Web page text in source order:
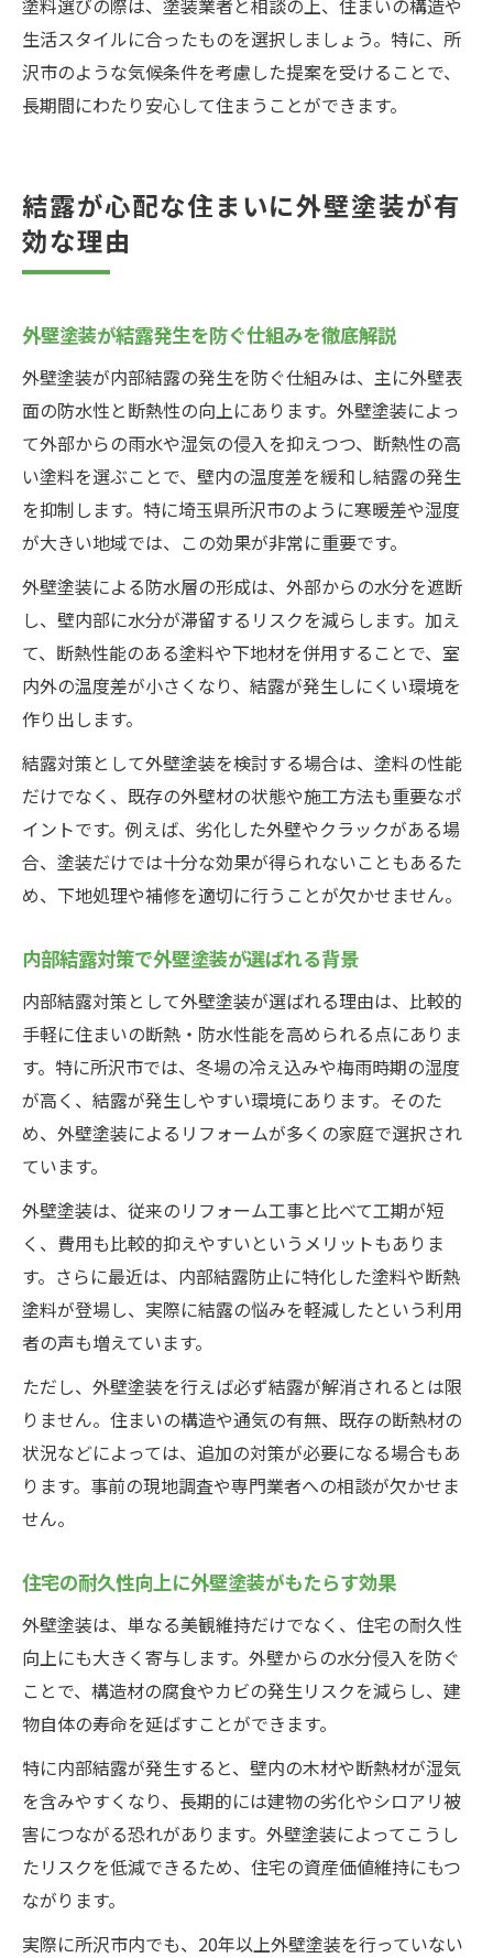
生活スタイルに合ったものを選択しましょう。特に、所
沢市のような気候条件を考慮した提案を受けることで、
長期間にわたり安心して住まうことができます。
結露が心配な住まいに外壁塗装が有
効な理由
外壁塗装が結露発生を防ぐ仕組みを徹底解説
外壁塗装が内部結露の発生を防ぐ仕組みは、主に外壁表
面の防水性と断熱性の向上にあります。外壁塗装によっ
て外部からの雨水や湿気の侵入を抑えつつ、断熱性の高
い塗料を選ぶことで、壁内の温度差を緩和し結露の発生
を抑制します。特に埼玉県所沢市のように寒暖差や湿度
が大きい地域では、この効果が非常に重要です。
外壁塗装による防水層の形成は、外部からの水分を遮断
し、壁内部に水分が滞留するリスクを減らします。加え
て、断熱性能のある塗料や下地材を併用することで、室
内外の温度差が小さくなり、結露が発生しにくい環境を
作り出します。
結露対策として外壁塗装を検討する場合は、塗料の性能
だけでなく、既存の外壁材の状態や施工方法も重要なポ
イントです。例えば、劣化した外壁やクラックがある場
合、塗装だけでは十分な効果が得られないこともあるた
め、下地処理や補修を適切に行うことが欠かせません。
内部結露対策で外壁塗装が選ばれる背景
内部結露対策として外壁塗装が選ばれる理由は、比較的
手軽に住まいの断熱・防水性能を高められる点にありま
す。特に所沢市では、冬場の冷え込みや梅雨時期の湿度
が高く、結露が発生しやすい環境にあります。そのた
め、外壁塗装によるリフォームが多くの家庭で選択され
ています。
外壁塗装は、従来のリフォーム工事と比べて工期が短
く、費用も比較的抑えやすいというメリットもありま
す。さらに最近は、内部結露防止に特化した塗料や断熱
塗料が登場し、実際に結露の悩みを軽減したという利用
者の声も増えています。
ただし、外壁塗装を行えば必ず結露が解消されるとは限
りません。住まいの構造や通気の有無、既存の断熱材の
状況などによっては、追加の対策が必要になる場合もあ
ります。事前の現地調査や専門業者への相談が欠かせま
せん。
住宅の耐久性向上に外壁塗装がもたらす効果
外壁塗装は、単なる美観維持だけでなく、住宅の耐久性
向上にも大きく寄与します。外壁からの水分侵入を防ぐ
ことで、構造材の腐食やカビの発生リスクを減らし、建
物自体の寿命を延ばすことができます。
特に内部結露が発生すると、壁内の木材や断熱材が湿気
を含みやすくなり、長期的には建物の劣化やシロアリ被
害につながる恐れがあります。外壁塗装によってこうし
たリスクを低減できるため、住宅の資産価値維持にもつ
ながります。
実際に所沢市内でも、20年以上外壁塗装を行っていない